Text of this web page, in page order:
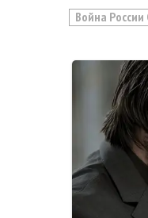
Война России